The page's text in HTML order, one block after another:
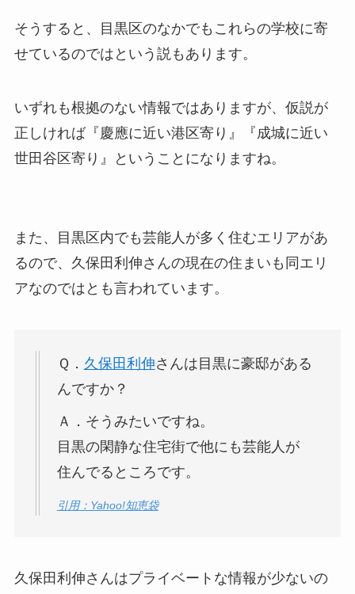
そうすると、目黒区のなかでもこれらの学校に寄
せているのではという説もあります。
いずれも根拠のない情報ではありますが、 仮説が
正しければ『慶應に近い港区寄り』『成城に近い
世田谷区寄り』
ということになりますね。
また、目黒区内でも芸能人が多く住むエリアがあ
るので、久保田利伸さんの現在の住まいも同エリ
アなのではとも言われています。
Ｑ． 久保田利伸さんは目黒に豪邸がある
んですか？
Ａ．そうみたいですね。
目黒の閑静な住宅街で他にも芸能人が
住んでるところです。
引用：Yahoo!知恵袋
久保田利伸さんはプライベートな情報が少ないの